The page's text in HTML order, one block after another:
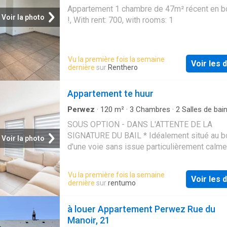
space for a washing machine and a tumble
sleeping area offers three bedrooms of 14
m² and 10.5 m². A bathroom, a shower room
heating), 1 parking space in the garage + 1
parking space, large cellar, EPC: B, bicycle
viewing? Call us! (Viewings can only be
by phone). Full description
Voir la photo
Appartement 1 chambre de 47m² récent en
!, With rent: 700, with rooms: 1
Vu la première fois la semaine
dernière sur Renthero Voir les
Voir la photo
Appartement te huur
Perwez · 120 m² · 3 Chambres · 2 Salles de bain
SOUS OPTION - DANS L'ATTENTE DE LA
SIGNATURE DU BAIL * Idéalement situé au
d'une voie sans issue particulièrement
vous propose ce magnifique appartement,
par sa luminosité, ses volumes généreux et
environnement paisible. Il se compose d'un
spacieux séjour de 36 m² baigné de lumière
ses nombreuses fenêtres, d'une cuisine super
Vu la première fois la semaine
dernière surrentumo Voir les
à louer Appartement Perwez Rue du
Manoir, 21